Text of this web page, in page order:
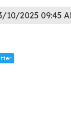
10/2025 09:45